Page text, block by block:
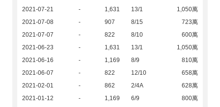
2021-07-21
- 1,631 13/1
1,050萬
2021-07-08
- 907 8/15
723萬
2021-07-07
- 822 8/10
600萬
2021-06-23
- 1,631 13/1
1,050萬
2021-06-16
- 1,169 8/9
810萬
2021-06-07
- 822 12/10
658萬
2021-02-01
- 862 2/4A
628萬
2021-01-12
- 1,169 6/9
800萬